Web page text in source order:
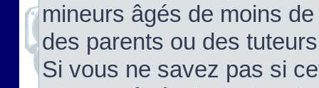
mineurs âgés de moins
des parents ou des
Si vous ne savez pas si